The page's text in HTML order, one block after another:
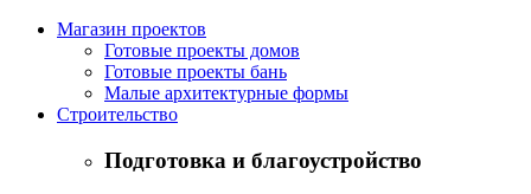
Магазин проектов
Готовые проекты домов
Готовые проекты бань
Малые архитектурные формы
Строительство
Подготовка и благоустройство